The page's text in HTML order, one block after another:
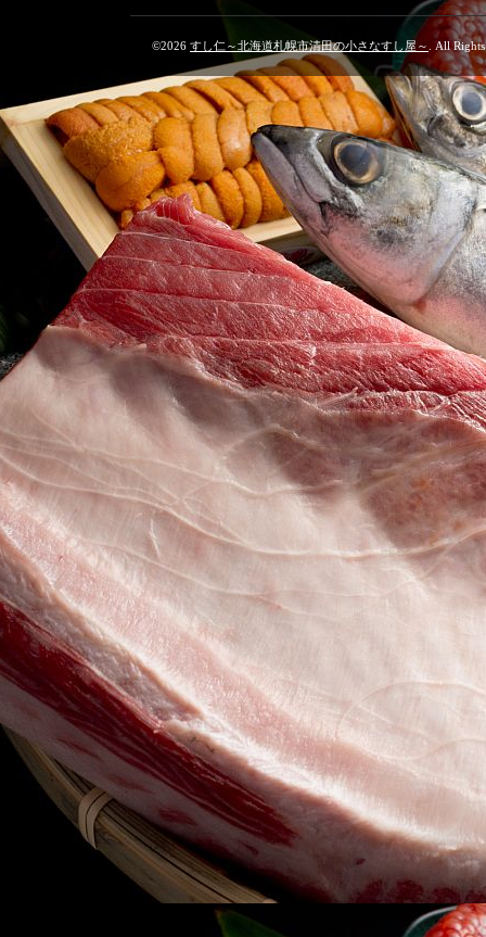
©2026 すし仁～北海道札幌市清田の小さなすし屋～ . All